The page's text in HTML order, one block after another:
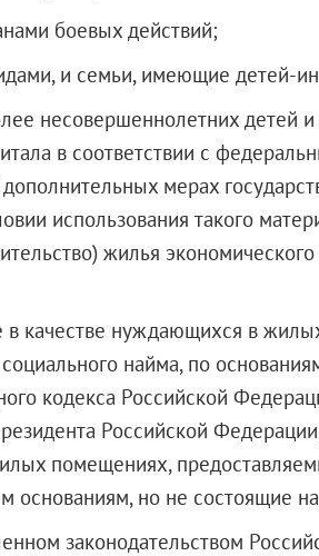
боевых действий;
и семьи, имеющие детей-
несовершеннолетних детей
в соответствии с
мерах
использования такого
жилья
в качестве нуждающихся в
найма, по
кодекса Российской
Российской
помещениях,
основаниям, но не состоящие
законодательством